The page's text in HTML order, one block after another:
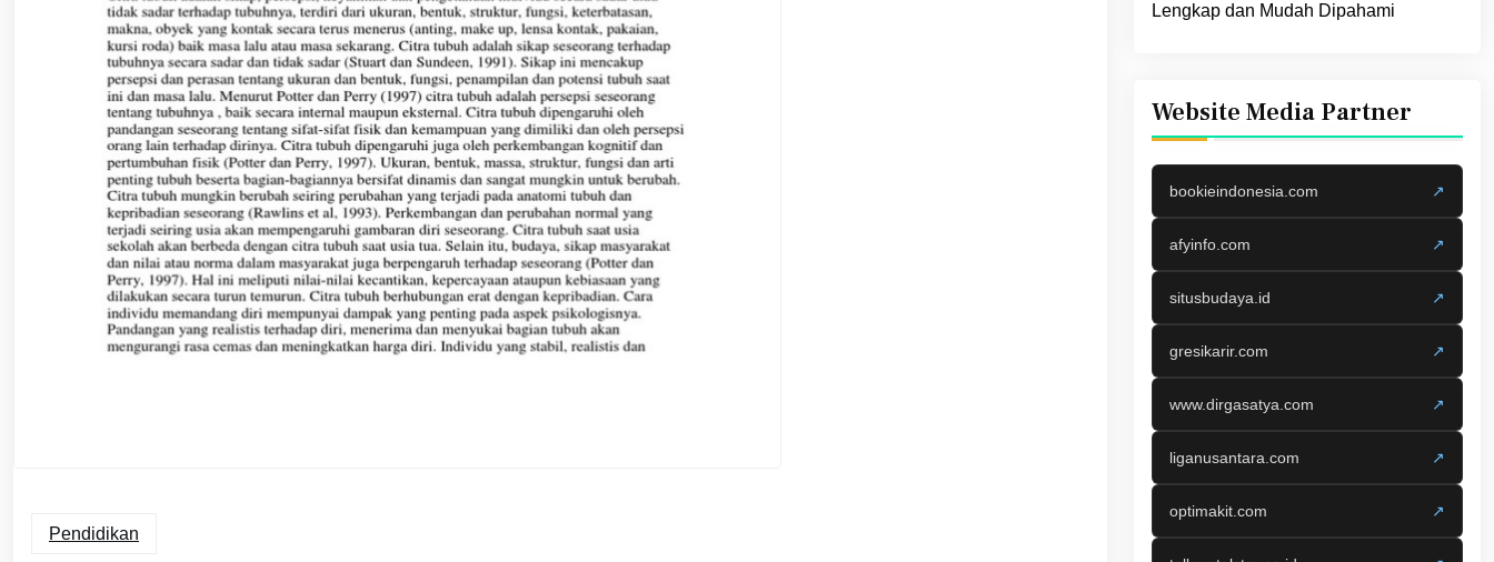
Pendidikan
Lengkap dan Mudah Dipahami
Website Media Partner
bookieindonesia.com ↗
afyinfo.com ↗
situsbudaya.id ↗
gresikarir.com ↗
www.dirgasatya.com ↗
liganusantara.com ↗
optimakit.com ↗